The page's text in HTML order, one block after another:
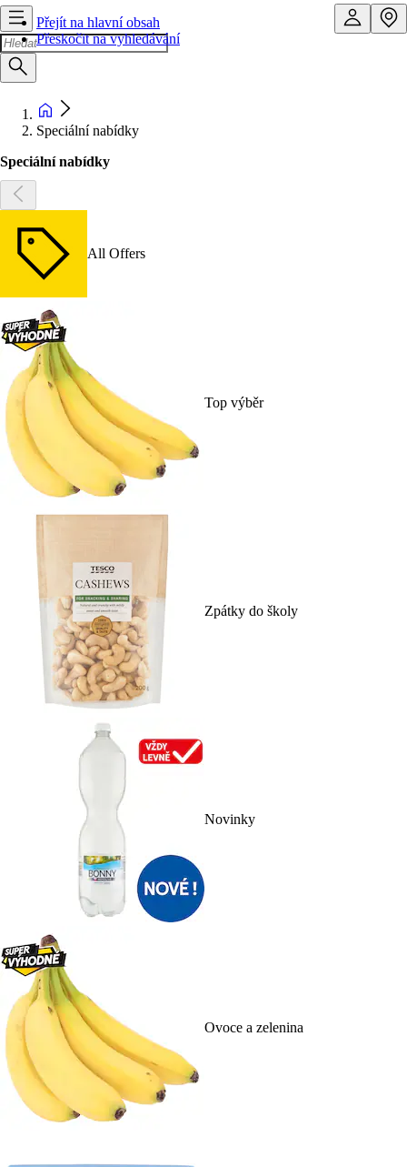
Přejít na hlavní obsah
Přeskočit na vyhledávání
Speciální nabídky
Speciální nabídky
All Offers
Top výběr
Zpátky do školy
Novinky
Ovoce a zelenina